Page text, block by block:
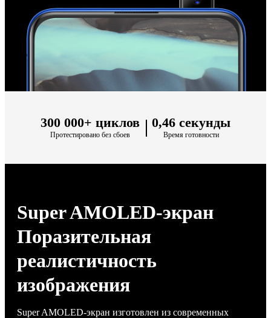
300 000+ циклов
Протестировано без сбоев
0,46 секунды
Время готовности
Super AMOLED-экран
Поразительная
реалистичность
изображения
Super AMOLED-экран изготовлен из современных